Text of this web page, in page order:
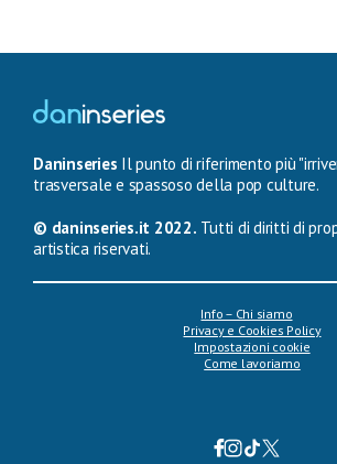
Daninseries Il punto di riferimento più
trasversale e spassoso della pop culture.
© daninseries.it 2022. Tutti di diritti di
artistica riservati.
Info – Chi siamo
Privacy e Cookies Policy
Impostazioni cookie
Come lavoriamo